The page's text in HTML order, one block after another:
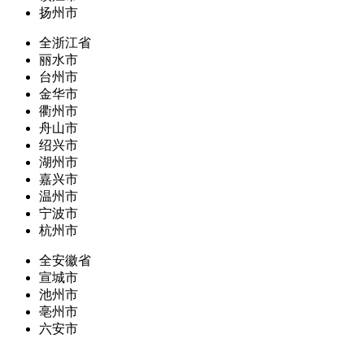
扬州市
全浙江省
丽水市
台州市
金华市
衢州市
舟山市
绍兴市
湖州市
嘉兴市
温州市
宁波市
杭州市
全安徽省
宣城市
池州市
亳州市
六安市